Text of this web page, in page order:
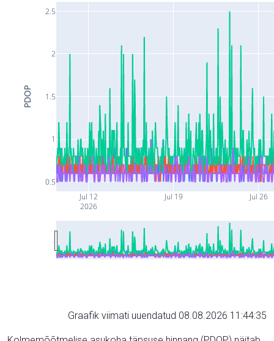
Jul 12
2026
Jul 19 Jul 26
0.5
1
1.5
2
2.5
PDOP
Graafik viimati uuendatud 08.08.2026 11:44:35